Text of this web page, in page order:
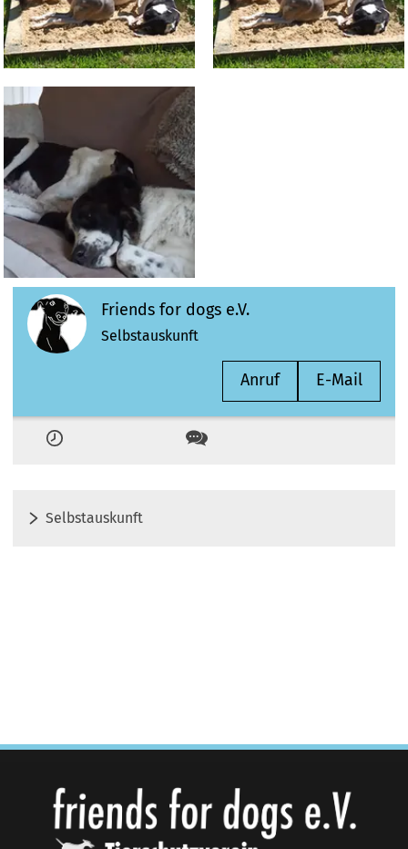
Friends for dogs e.V.
Selbstauskunft
Anruf E-Mail
Zeiten Kontakt
Selbstauskunft